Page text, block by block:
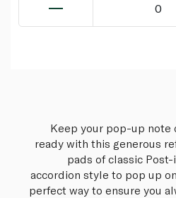
0
Keep your pop-up note
ready with this generous
pads of classic
accordion style to pop up
perfect way to ensure you